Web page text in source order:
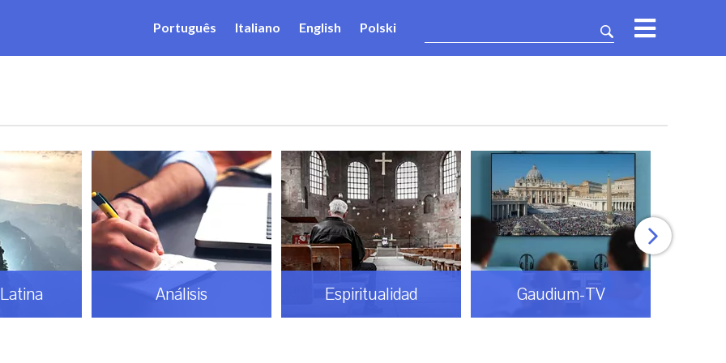
Português Italiano English Polski
Análisis Espiritualidad Gaudium-TV